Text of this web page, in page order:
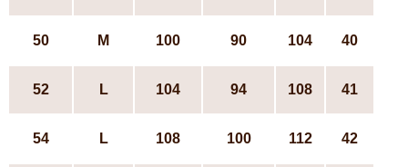
50 М 100 90 104 40
52 L 104 94 108 41
54 L 108 100 112 42